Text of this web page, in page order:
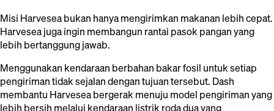
Misi Harvesea bukan hanya mengirimkan makanan lebih cepat.
Harvesea juga ingin membangun rantai pasok pangan yang
lebih bertanggung jawab.
Menggunakan kendaraan berbahan bakar fosil untuk setiap
pengiriman tidak sejalan dengan tujuan tersebut. Dash
membantu Harvesea bergerak menuju model pengiriman yang
lebih bersih melalui kendaraan listrik roda dua yang